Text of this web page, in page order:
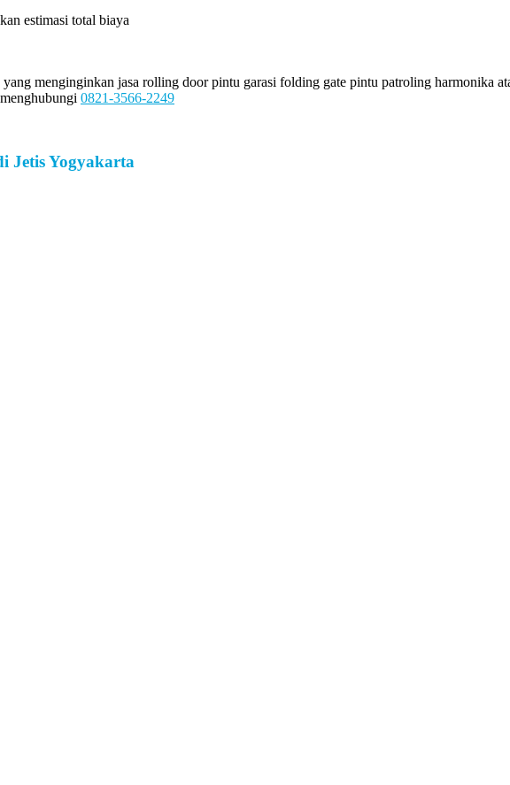
estimasi total biaya
menginginkan jasa rolling door pintu garasi folding gate pintu patroling harmonika
0821-3566-2249
Jetis Yogyakarta